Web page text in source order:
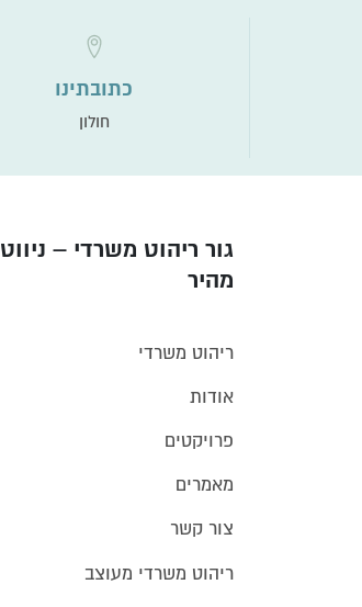
כתובתינו
חולון
גור ריהוט משרדי – ניווט
מהיר
ריהוט משרדי
אודות
פרויקטים
מאמרים
צור קשר
ריהוט משרדי מעוצב